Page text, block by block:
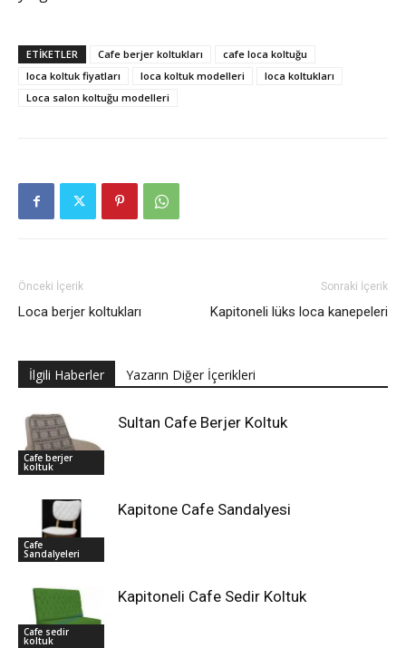
ETIKETLER Cafe berjer koltukları
cafe loca koltuğu
loca koltuk fiyatları
loca koltuk modelleri
loca koltukları
Loca salon koltuğu modelleri
Önceki İçerik
Loca berjer koltukları
Sonraki İçerik
Kapitoneli lüks loca kanepeleri
İlgili Haberler Yazarın Diğer İçerikleri
Cafe berjer
koltuk
Sultan Cafe Berjer Koltuk
Cafe
Sandalyeleri
Kapitone Cafe Sandalyesi
Cafe sedir
koltuk
Kapitoneli Cafe Sedir Koltuk